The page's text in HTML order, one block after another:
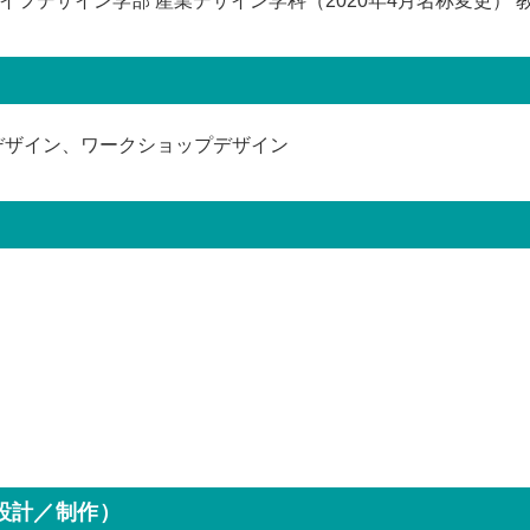
イン、ワークショップデザイン
／制作）